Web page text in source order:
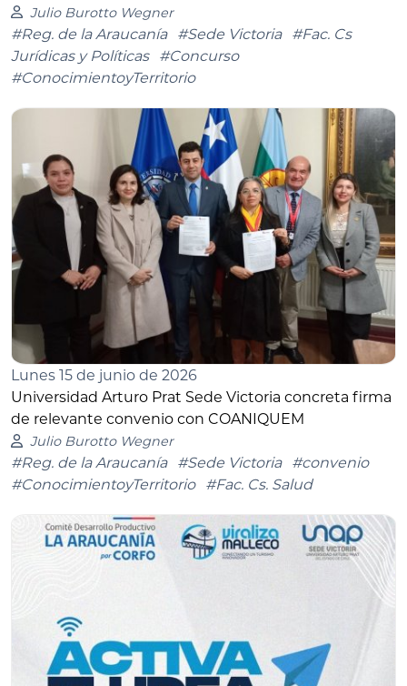
Julio Burotto Wegner
#Reg. de la Araucanía #Sede Victoria
#Fac. Cs
Jurídicas y Políticas
#Concurso
#ConocimientoyTerritorio
Lunes 15 de junio de 2026
Universidad Arturo Prat Sede Victoria concreta firma
de relevante convenio con COANIQUEM
Julio Burotto Wegner
#Reg. de la Araucanía #Sede Victoria
#convenio
#ConocimientoyTerritorio
#Fac. Cs. Salud